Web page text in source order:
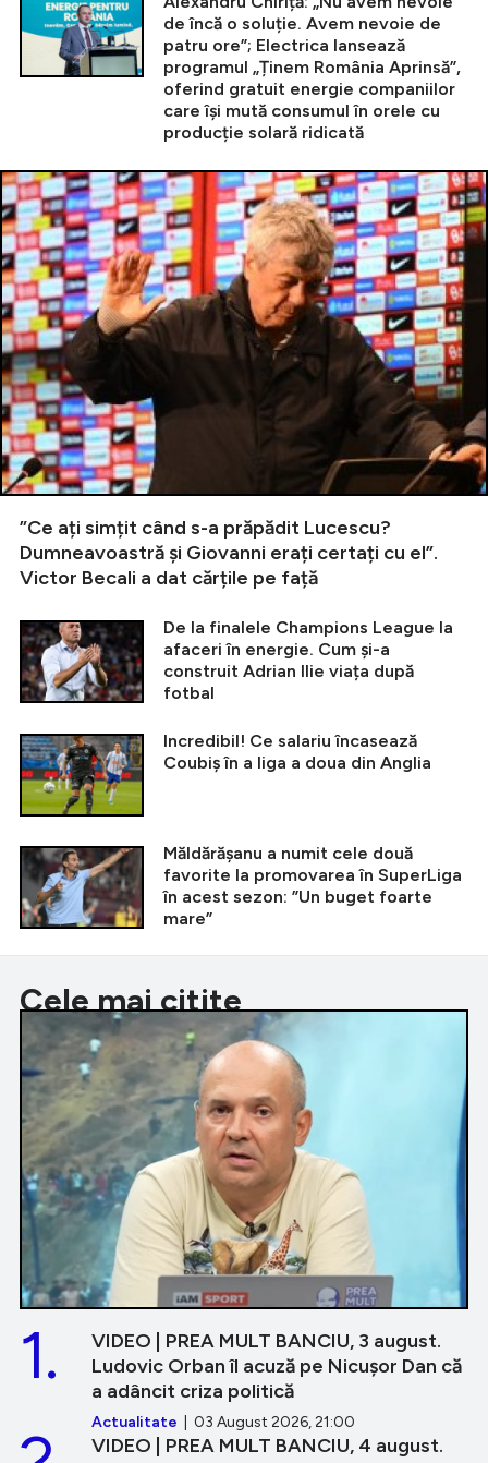
de încă o soluție. Avem nevoie de
patru ore”; Electrica lansează
programul „Ținem România Aprinsă”,
oferind gratuit energie companiilor
care își mută consumul în orele cu
producție solară ridicată
”Ce ați simțit când s-a prăpădit Lucescu?
Dumneavoastră și Giovanni erați certați cu el”.
Victor Becali a dat cărțile pe față
De la finalele Champions League la
afaceri în energie. Cum și-a
construit Adrian Ilie viața după
fotbal
Incredibil! Ce salariu încasează
Coubiș în a liga a doua din Anglia
Măldărășanu a numit cele două
favorite la promovarea în SuperLiga
în acest sezon: ”Un buget foarte
mare”
Cele mai citite
VIDEO | PREA MULT BANCIU, 3 august.
Ludovic Orban îl acuză pe Nicușor Dan că
a adâncit criza politică
Actualitate | 03 August 2026, 21:00
1.
VIDEO | PREA MULT BANCIU, 4 august.